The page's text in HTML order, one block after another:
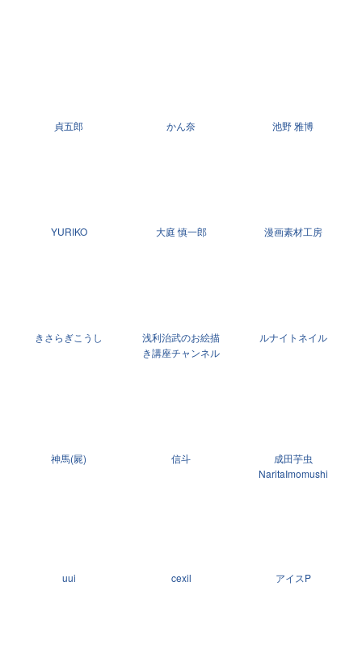
貞五郎 かん奈 池野 雅博
YURIKO 大庭 慎一郎 漫画素材工房
きさらぎこうし
浅利治武のお絵描
き講座チャンネル
ルナイトネイル
神馬(屍) 信斗
成田芋虫
NaritaImomushi
uui cexil アイスP